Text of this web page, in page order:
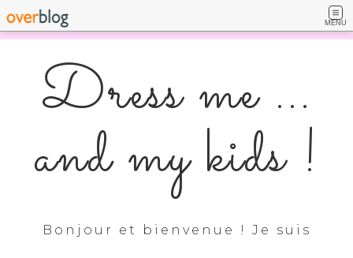
MENU
Dress me ...
and my kids !
Bonjour et bienvenue ! Je suis